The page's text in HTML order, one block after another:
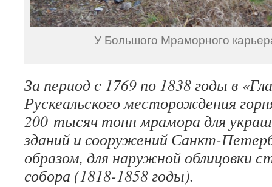
У Большого Мраморного
За период с 1769 по 1838 годы в
Рускеальского месторождения
200 тысяч тонн мрамора для
зданий и сооружений Санкт-
образом, для наружной облицовки
собора (1818-1858 годы).